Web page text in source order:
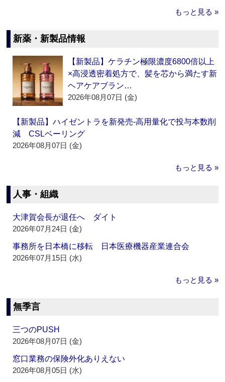
もっと見る »
新薬・新製品情報
【新製品】ケラチン極限濃度6800倍以上
×高浸透密着処方で、髪を芯から満たす新
ヘアケアブラン…
2026年08月07日 (金)
【新製品】ハイゼントラを新発売‐高用量化で投与本数削
減 CSLベーリング
2026年08月07日 (金)
もっと見る »
人事・組織
大津賀会長が退任へ ダイト
2026年07月24日 (金)
事務所を日本橋に移転 日本医療機器産業連合会
2026年07月15日 (水)
もっと見る »
無季言
三つのPUSH
2026年08月07日 (金)
窓口業務の保険外化ありえない
2026年08月05日 (水)